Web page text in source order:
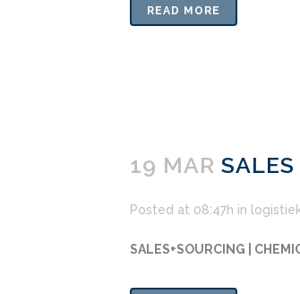
READ MORE
19 MAR
Posted at 08:47h in
SALES+SOURCING |